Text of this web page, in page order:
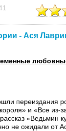
- Ася
переиздания
и «Все из-
рассказ «Ведьмин
не ожидали от